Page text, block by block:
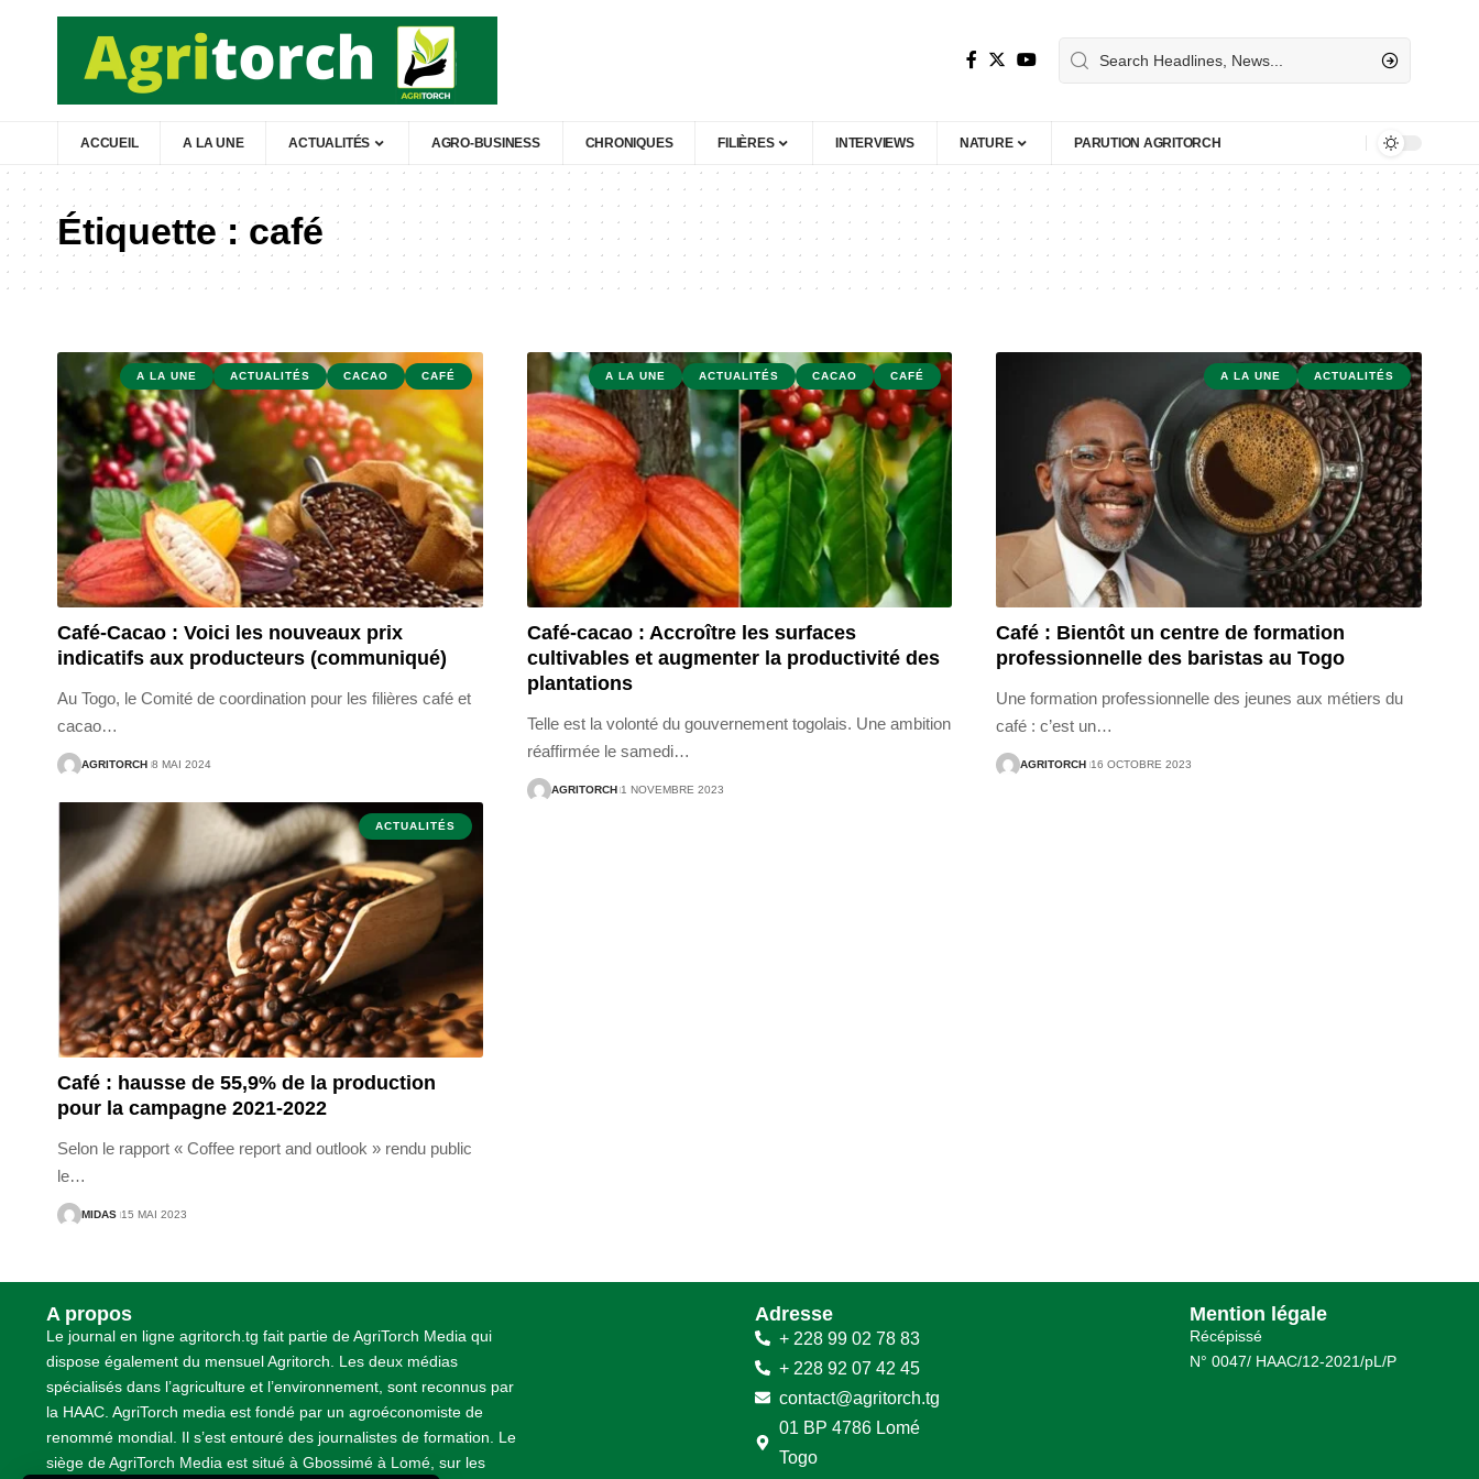
ACCUEIL A LA UNE ACTUALITÉS AGRO-BUSINESS CHRONIQUES FILIÈRES INTERVIEWS NATURE PARUTION AGRITORCH
Étiquette : café
A LA UNE ACTUALITÉS CACAO CAFÉ
Café-Cacao : Voici les nouveaux prix
indicatifs aux producteurs (communiqué)
Au Togo, le Comité de coordination pour les filières café et
cacao…
AGRITORCH 8 MAI 2024
A LA UNE ACTUALITÉS CACAO CAFÉ
Café-cacao : Accroître les surfaces
cultivables et augmenter la productivité des
plantations
Telle est la volonté du gouvernement togolais. Une ambition
réaffirmée le samedi…
AGRITORCH 1 NOVEMBRE 2023
A LA UNE ACTUALITÉS
Café : Bientôt un centre de formation
professionnelle des baristas au Togo
Une formation professionnelle des jeunes aux métiers du
café : c’est un…
AGRITORCH 16 OCTOBRE 2023
ACTUALITÉS
Café : hausse de 55,9% de la production
pour la campagne 2021-2022
Selon le rapport « Coffee report and outlook » rendu public
le…
MIDAS 15 MAI 2023
A propos
Le journal en ligne agritorch.tg fait partie de AgriTorch Media qui
dispose également du mensuel Agritorch. Les deux médias
spécialisés dans l’agriculture et l’environnement, sont reconnus par
la HAAC. AgriTorch media est fondé par un agroéconomiste de
renommé mondial. Il s’est entouré des journalistes de formation. Le
siège de AgriTorch Media est situé à Gbossimé à Lomé, sur les
Adresse
+ 228 99 02 78 83
+ 228 92 07 42 45
contact@agritorch.tg
01 BP 4786 Lomé
Togo
Mention légale
Récépissé
N° 0047/ HAAC/12-2021/pL/P